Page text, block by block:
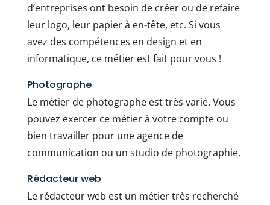
d’entreprises ont besoin de créer ou de refaire
leur logo, leur papier à en-tête, etc. Si vous
avez des compétences en design et en
informatique, ce métier est fait pour vous !
Photographe
Le métier de photographe est très varié. Vous
pouvez exercer ce métier à votre compte ou
bien travailler pour une agence de
communication ou un studio de photographie.
Rédacteur web
Le rédacteur web est un métier très recherché